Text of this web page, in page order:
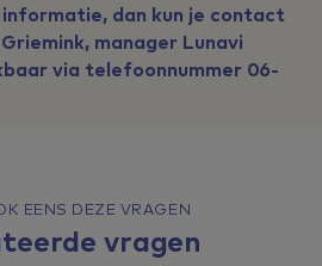
dan kun je contact
manager Lunavi
via telefoonnummer 06-
EENS DEZE VRAGEN
vragen